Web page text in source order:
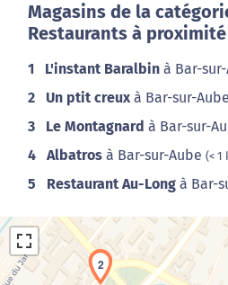
Magasins de la
Restaurants à proximité
1 L'instant Baralbin à Bar-
2 Un ptit creux à Bar-sur-Aube
3 Le Montagnard à Bar-sur-
4 Albatros à Bar-sur-Aube (< 1
5 Restaurant Au-Long à Bar-
2